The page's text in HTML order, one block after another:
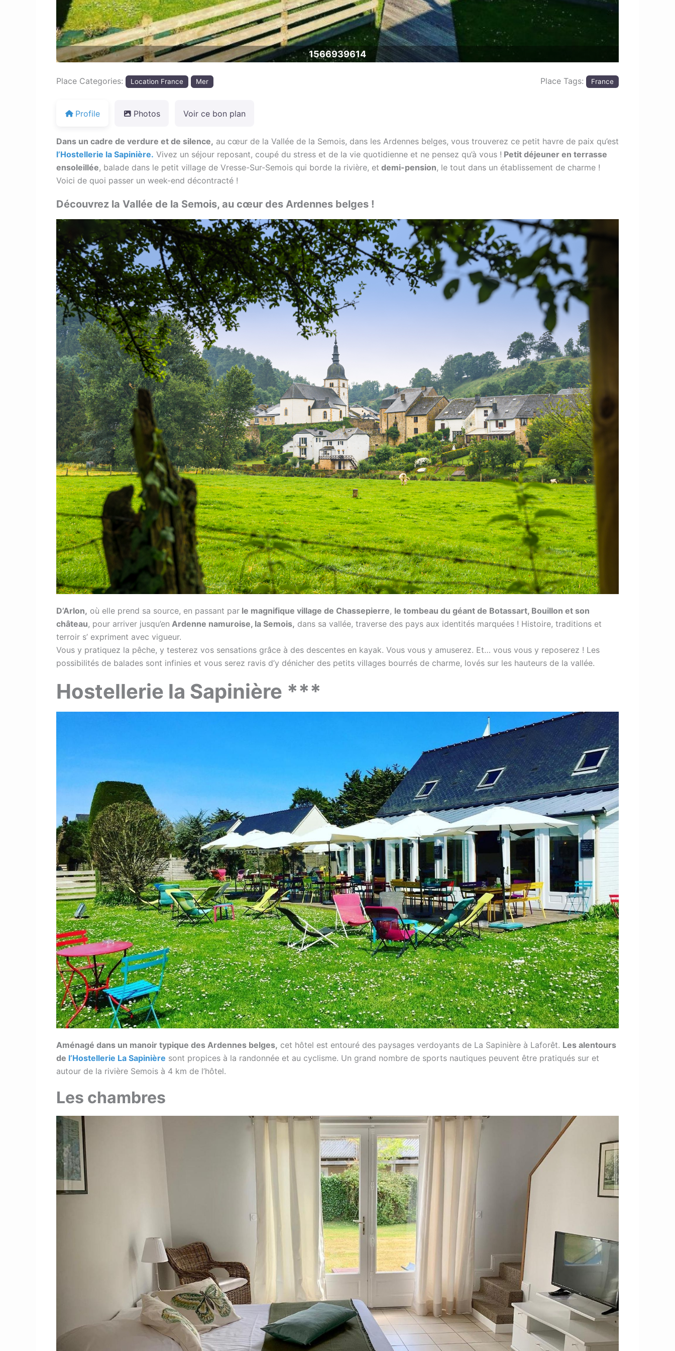
1566939614
Place Categories: Location France Mer Place Tags: France
Profile Photos Voir ce bon plan
Dans un cadre de verdure et de silence, au cœur de la Vallée de la Semois, dans les Ardennes belges, vous trouverez ce petit havre de paix qu’est
l’Hostellerie la Sapinière. Vivez un séjour reposant, coupé du stress et de la vie quotidienne et ne pensez qu’à vous ! Petit déjeuner en terrasse
ensoleillée, balade dans le petit village de Vresse-Sur-Semois qui borde la rivière, et demi-pension, le tout dans un établissement de charme !
Voici de quoi passer un week-end décontracté !
Découvrez la Vallée de la Semois, au cœur des Ardennes belges !
D’Arlon, où elle prend sa source, en passant par le magnifique village de Chassepierre, le tombeau du géant de Botassart, Bouillon et son
château, pour arriver jusqu’en Ardenne namuroise, la Semois, dans sa vallée, traverse des pays aux identités marquées ! Histoire, traditions et
terroir s’ expriment avec vigueur.
Vous y pratiquez la pêche, y testerez vos sensations grâce à des descentes en kayak. Vous vous y amuserez. Et… vous vous y reposerez ! Les
possibilités de balades sont infinies et vous serez ravis d’y dénicher des petits villages bourrés de charme, lovés sur les hauteurs de la vallée.
Hostellerie la Sapinière ***
Aménagé dans un manoir typique des Ardennes belges, cet hôtel est entouré des paysages verdoyants de La Sapinière à Laforêt. Les alentours
de l’Hostellerie La Sapinière sont propices à la randonnée et au cyclisme. Un grand nombre de sports nautiques peuvent être pratiqués sur et
autour de la rivière Semois à 4 km de l’hôtel.
Les chambres